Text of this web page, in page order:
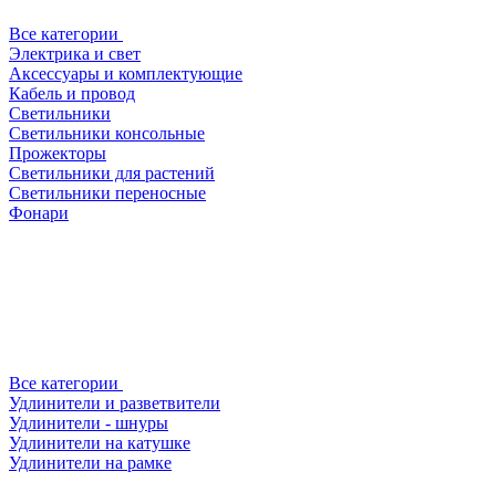
Все категории
Электрика и свет
Аксессуары и комплектующие
Кабель и провод
Светильники
Светильники консольные
Прожекторы
Светильники для растений
Светильники переносные
Фонари
Все категории
Удлинители и разветвители
Удлинители - шнуры
Удлинители на катушке
Удлинители на рамке